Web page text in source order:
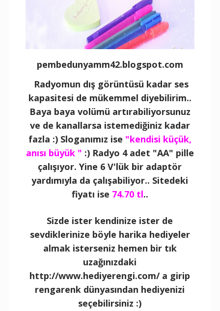
pembedunyamm42.blogspot.com
Radyomun dış görüntüsü kadar ses
kapasitesi de mükemmel diyebilirim..
Baya baya volümü artırabiliyorsunuz
ve de kanallarsa istemediğiniz kadar
fazla :) Sloganımız ise "kendisi küçük,
anısı büyük " :) Radyo 4 adet "AA" pille
çalışıyor. Yine 6 V'lük bir adaptör
yardımıyla da çalışabiliyor.. Sitedeki
fiyatı ise 74.70 tl..
Sizde ister kendinize ister de
sevdiklerinize böyle harika hediyeler
almak isterseniz hemen bir tık
uzağınızdaki
http://www.hediyerengi.com/ a girip
rengarenk dünyasından hediyenizi
seçebilirsiniz :)